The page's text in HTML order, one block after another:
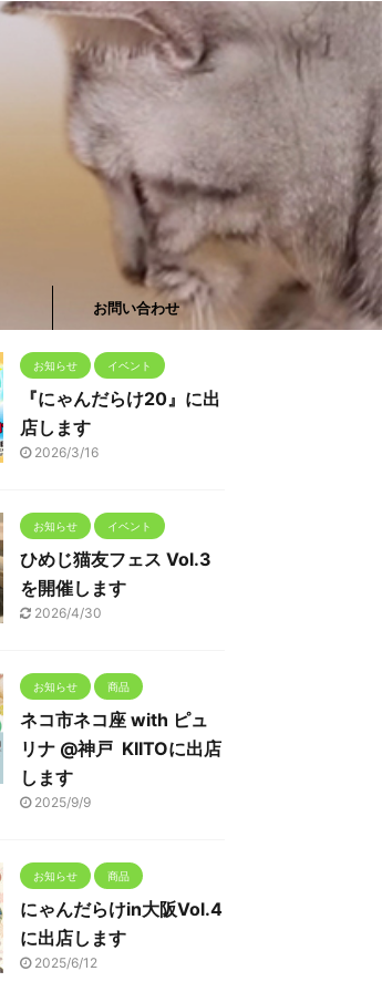
お問い合わせ
お知らせ イベント
『にゃんだらけ20』に出
店します
2026/3/16
お知らせ イベント
ひめじ猫友フェス Vol.3
を開催します
2026/4/30
お知らせ 商品
ネコ市ネコ座 with ピュ
リナ @神戸 KIITOに出店
します
2025/9/9
お知らせ 商品
にゃんだらけin大阪Vol.4
に出店します
2025/6/12